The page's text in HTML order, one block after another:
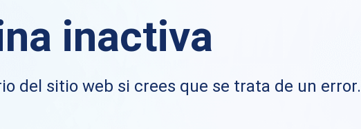
inactiva
del sitio web si crees que se trata de un error.